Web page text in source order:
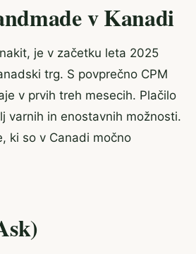
v Kanadi
je v začetku leta 2025
trg. S povprečno CPM
v prvih treh mesecih. Plačilo
varnih in enostavnih možnosti.
ki so v Canadi močno